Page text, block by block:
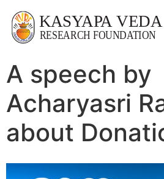
A speech by
Acharyasri
about